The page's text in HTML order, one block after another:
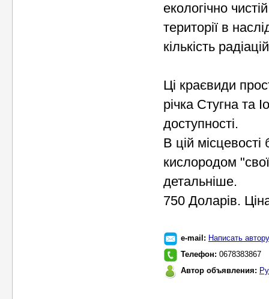
екологічно
території в
кількість
Ці краєвиди
річка Стугна та
доступності.
В цій місцевості
кислородом
детальніше.
750 Доларів.
e-mail: Написать автору
Телефон: 0678383867
Автор объявления: